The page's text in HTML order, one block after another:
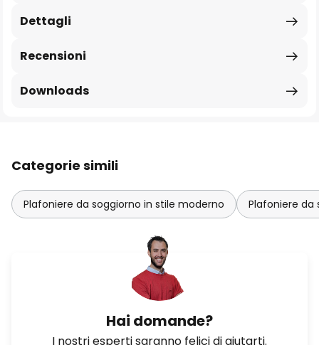
Dettagli
Recensioni
Downloads
Categorie simili
Plafoniere da soggiorno in stile moderno Plafoniere da
Hai domande?
I nostri esperti saranno felici di aiutarti.